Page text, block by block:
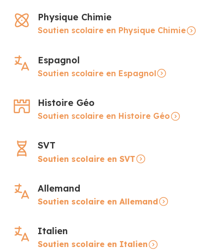
Physique Chimie
Soutien scolaire en Physique Chimie
Espagnol
Soutien scolaire en Espagnol
Histoire Géo
Soutien scolaire en Histoire Géo
SVT
Soutien scolaire en SVT
Allemand
Soutien scolaire en Allemand
Italien
Soutien scolaire en Italien